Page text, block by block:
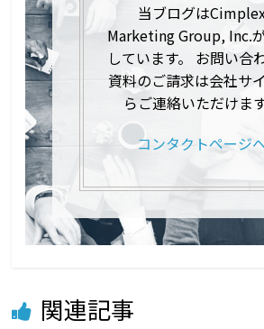
当ブログは
Marketing Group, Inc.
しています。 お問い合
資料のご請求は会社サ
らご連絡いただけます
コンタクトページ
関連記事